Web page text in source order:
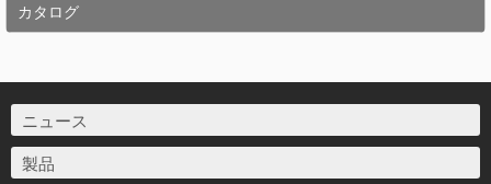
カタログ
ニュース
製品